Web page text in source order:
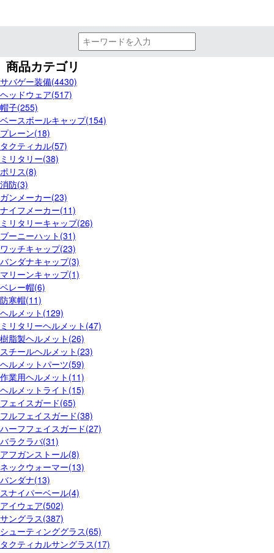
商品カテゴリ
サバゲー装備(4430)
ヘッドウェア(517)
帽子(255)
ベースボールキャップ(154)
プレーン(18)
タクティカル(57)
ミリタリー(38)
ポリス(8)
消防(3)
ガンメーカー(23)
ナイフメーカー(11)
ミリタリーキャップ(26)
ブーニーハット(31)
ワッチキャップ(23)
バンダナキャップ(3)
マリーンキャップ(1)
ベレー帽(6)
防寒帽(11)
ヘルメット(129)
ミリタリーヘルメット(47)
樹脂製ヘルメット(26)
スチールヘルメット(23)
ヘルメットパーツ(59)
作業用ヘルメット(11)
ヘルメットライト(15)
フェイスガード(65)
フルフェイスガード(38)
ハーフフェイスガード(27)
バラクラバ(31)
アフガンストール(8)
ネックウォーマー(13)
バンダナ(13)
スナイパーベール(4)
アイウェア(502)
サングラス(387)
シューティンググラス(65)
タクティカルサングラス(17)